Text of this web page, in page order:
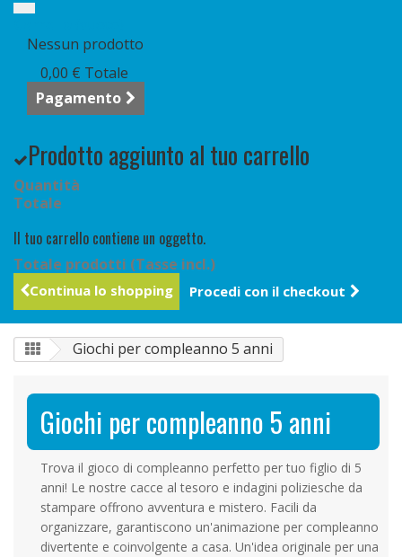
Nessun prodotto
0,00 € Totale
Pagamento
Prodotto aggiunto al tuo carrello
Quantità
Totale
Il tuo carrello contiene un oggetto.
Totale prodotti (Tasse incl.)
Continua lo shopping Procedi con il checkout
Giochi per compleanno 5 anni
Giochi per compleanno 5 anni
Trova il gioco di compleanno perfetto per tuo figlio di 5
anni! Le nostre cacce al tesoro e indagini poliziesche da
stampare offrono avventura e mistero. Facili da
organizzare, garantiscono un'animazione per compleanno
divertente e coinvolgente a casa. Un'idea originale per una